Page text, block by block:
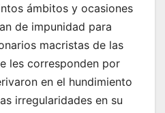
ámbitos y ocasiones
de impunidad para
macristas de las
les corresponden por
en el hundimiento
irregularidades en su